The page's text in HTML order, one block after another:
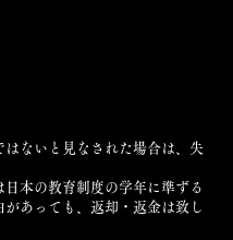
ないと見なされた場合は、失
本の教育制度の学年に準ずる
あっても、返却・返金は致し